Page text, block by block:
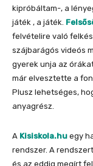
kipróbáltam-, a
játék , a játék.
felvételire való
szájbarágós videós
gyerek unja az
már elvesztette a
Plusz lehetséges,
anyagrész.
A Kisiskola.hu egy
rendszer. A
és az eddig megírt